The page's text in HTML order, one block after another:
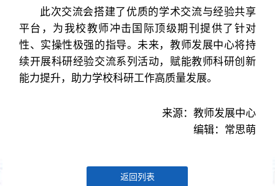
此次交流会搭建了优质的学术交流与经验共享
平台，为我校教师冲击国际顶级期刊提供了针对
性、实操性极强的指导。未来，教师发展中心将持
续开展科研经验交流系列活动，赋能教师科研创新
能力提升，助力学校科研工作高质量发展。
来源：教师发展中心
编辑：常思萌
返回列表